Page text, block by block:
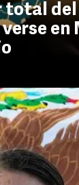
total del
en